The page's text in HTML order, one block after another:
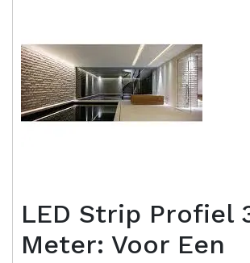
LED Strip Profiel
Meter: Voor Een